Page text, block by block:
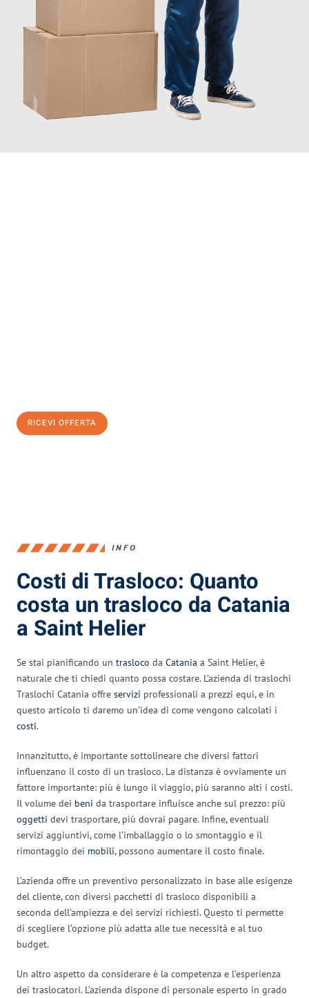
RICEVI OFFERTA
INFO
Costi di Trasloco: Quanto
costa un trasloco da Catania
a Saint Helier
Se stai pianificando un trasloco da Catania a Saint Helier, è
naturale che ti chiedi quanto possa costare. L’azienda di traslochi
Traslochi Catania offre servizi professionali a prezzi equi, e in
questo articolo ti daremo un’idea di come vengono calcolati i
costi.
Innanzitutto, è importante sottolineare che diversi fattori
influenzano il costo di un trasloco. La distanza è ovviamente un
fattore importante: più è lungo il viaggio, più saranno alti i costi.
Il volume dei beni da trasportare influisce anche sul prezzo: più
oggetti devi trasportare, più dovrai pagare. Infine, eventuali
servizi aggiuntivi, come l’imballaggio o lo smontaggio e il
rimontaggio dei mobili, possono aumentare il costo finale.
L’azienda offre un preventivo personalizzato in base alle esigenze
del cliente, con diversi pacchetti di trasloco disponibili a
seconda dell’ampiezza e dei servizi richiesti. Questo ti permette
di scegliere l’opzione più adatta alle tue necessità e al tuo
budget.
Un altro aspetto da considerare è la competenza e l’esperienza
dei traslocatori. L’azienda dispone di personale esperto in grado